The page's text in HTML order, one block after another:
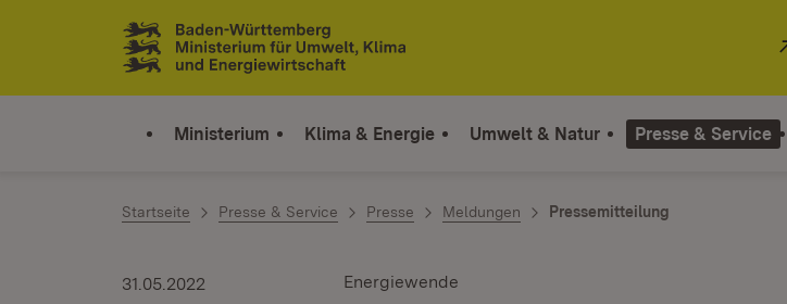
Zum Inhalt springen
Link zur Startseite
Ministerium Klima & Energie Umwelt & Natur Presse & Service
Startseite Presse & Service Presse Meldungen Pressemitteilung
Energiewende
31.05.2022